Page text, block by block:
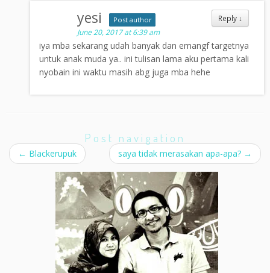
Reply ↓
yesi Post author
June 20, 2017 at 6:39 am
iya mba sekarang udah banyak dan emangf targetnya
untuk anak muda ya.. ini tulisan lama aku pertama kali
nyobain ini waktu masih abg juga mba hehe
Post navigation
← Blackerupuk saya tidak merasakan apa-apa? →